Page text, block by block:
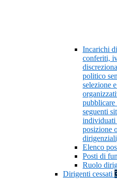
Incarichi
conferiti,
politico
selezione
pubblicare
seguenti
individuati
posizione
Elenco
Posti di
Ruolo
Dirigenti cessati